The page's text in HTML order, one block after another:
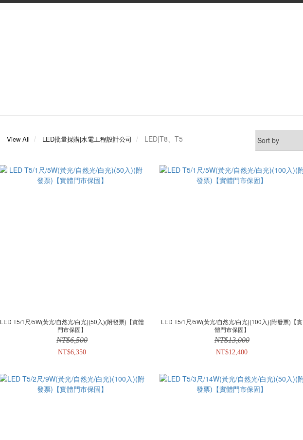
View All LED批量採購|水電工程設計公司 LED|T8、T5
LED T5/1尺/5W(黃光/自然光/白光)(50入)(附發票)【實體
門市保固】
NT$6,500
NT$6,350
LED T5/1尺/5W(黃光/自然光/白光)(100入)(附發票)【實
體門市保固】
NT$13,000
NT$12,400